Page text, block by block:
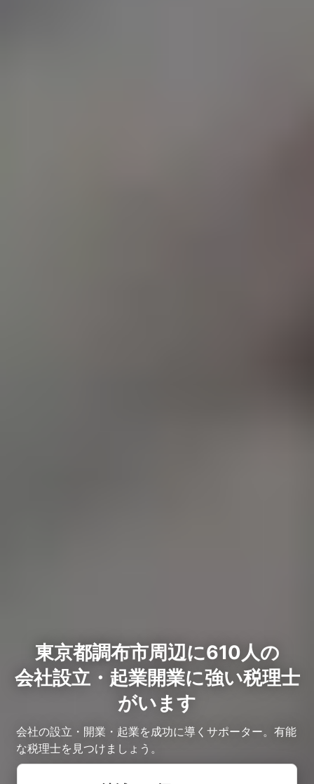
東京都調布市周辺に610人の
会社設立・起業開業に強い税理士
がいます
会社の設立・開業・起業を成功に導くサポーター。有能
な税理士を見つけましょう。